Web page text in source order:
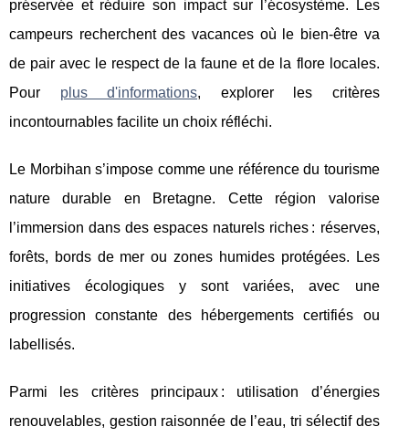
préservée et réduire son impact sur l’écosystème. Les
campeurs recherchent des vacances où
le bien-être va
de pair avec le respect de la faune et de la flore locales.
Pour plus d'informations, explorer les critères
incontournables facilite un choix réfléchi.
Le Morbihan s’impose comme une référence du tourisme
nature durable en Bretagne. Cette région valorise
l’immersion dans des espaces naturels riches : réserves,
forêts, bords de mer ou zones humides protégées. Les
initiatives écologiques y sont variées, avec une
progression constante des hébergements certifiés ou
labellisés.
Parmi les critères principaux : utilisation d’énergies
renouvelables, gestion raisonnée de l’eau, tri sélectif des